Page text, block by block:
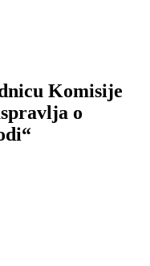
Komisije
o